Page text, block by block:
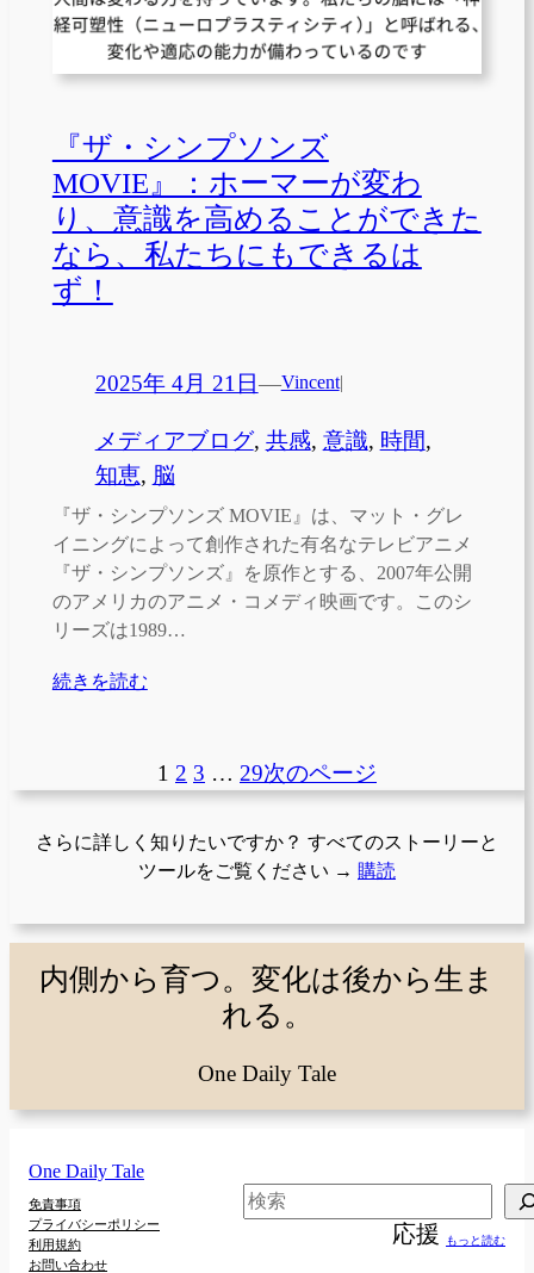
『ザ・シンプソンズ
MOVIE』：ホーマーが変わ
り、意識を高めることができた
なら、私たちにもできるは
ず！
2025年 4月 21日—Vincent|
メディアブログ, 共感, 意識, 時間
知恵, 脳
『ザ・シンプソンズ MOVIE』は、マット・グレ
イニングによって創作された有名なテレビアニメ
『ザ・シンプソンズ』を原作とする、2007年公開
のアメリカのアニメ・コメディ映画です。このシ
リーズは1989…
続きを読む
1 2 3 … 29次のページ
さらに詳しく知りたいですか？ すべてのストーリーと
ツールをご覧ください → 購読
内側から育つ。変化は後から生ま
れる。
One Daily Tale
One Daily Tale
免責事項
プライバシーポリシー
利用規約
お問い合わせ
検
応援 もっと読む